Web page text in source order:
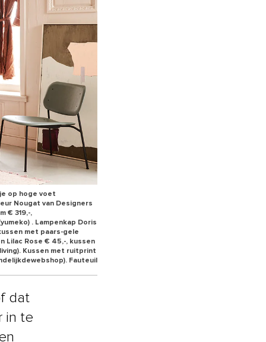
op hoge voet
Nougat van Designers
€ 319,-,
. Lampenkap Doris
met paars-gele
Lilac Rose € 45,-, kussen
Kussen met ruitprint
Fauteuil
dat
in te